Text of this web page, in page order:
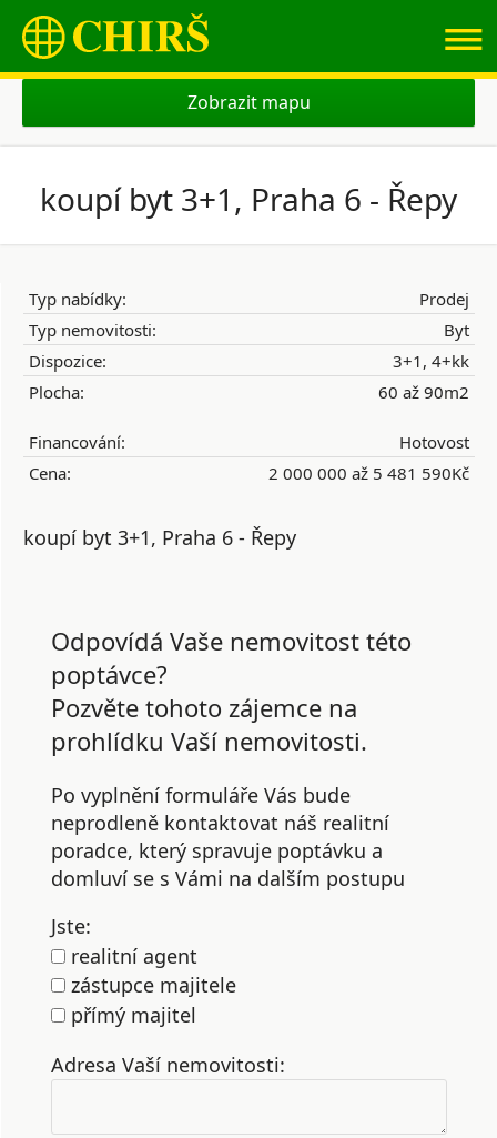
≡
Zobrazit mapu
koupí byt 3+1, Praha 6 - Řepy
Typ nabídky:
Prodej
Typ nemovitosti:
Byt
Dispozice:
3+1, 4+kk
Plocha:
60 až 90m2
Financování:
Hotovost
Cena:
2 000 000 až 5 481 590Kč
koupí byt 3+1, Praha 6 - Řepy
Odpovídá Vaše nemovitost této
poptávce?
Pozvěte tohoto zájemce na
prohlídku Vaší nemovitosti.
Po vyplnění formuláře Vás bude
neprodleně kontaktovat náš realitní
poradce, který spravuje poptávku a
domluví se s Vámi na dalším postupu
Jste:
realitní agent
zástupce majitele
přímý majitel
Adresa Vaší nemovitosti: